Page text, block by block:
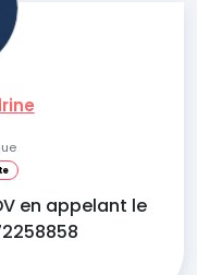
en appelant le